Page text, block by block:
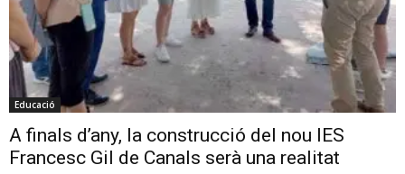
Educació
A finals d’any, la construcció del nou IES
Francesc Gil de Canals serà una realitat